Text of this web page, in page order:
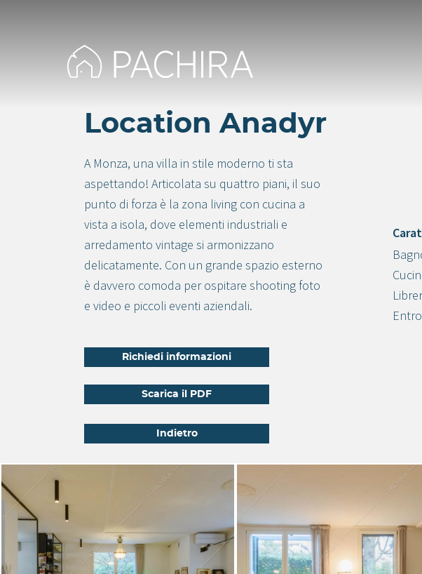
Location Anadyr
A Monza, una villa in stile moderno ti sta
aspettando! Articolata su quattro piani, il suo
punto di forza è la zona living con cucina a
vista a isola, dove elementi industriali e
arredamento vintage si armonizzano
delicatamente. Con un grande spazio esterno
è davvero comoda per ospitare shooting foto
e video e piccoli eventi aziendali.
Richiedi informazioni
Scarica il PDF
Indietro